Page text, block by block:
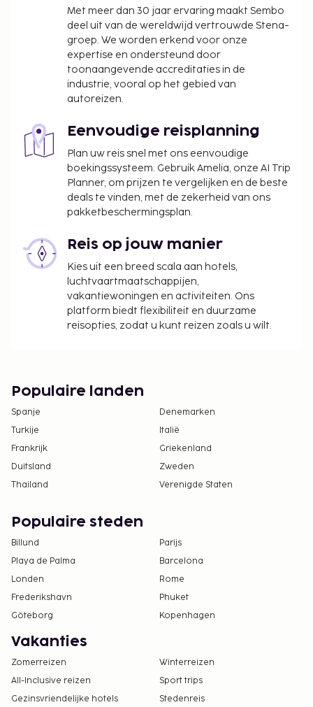
Met meer dan 30 jaar ervaring maakt Sembo
deel uit van de wereldwijd vertrouwde Stena-
groep. We worden erkend voor onze
expertise en ondersteund door
toonaangevende accreditaties in de
industrie, vooral op het gebied van
autoreizen.
Eenvoudige reisplanning
Plan uw reis snel met ons eenvoudige
boekingssysteem. Gebruik Amelia, onze AI Trip
Planner, om prijzen te vergelijken en de beste
deals te vinden, met de zekerheid van ons
pakketbeschermingsplan.
Reis op jouw manier
Kies uit een breed scala aan hotels,
luchtvaartmaatschappijen,
vakantiewoningen en activiteiten. Ons
platform biedt flexibiliteit en duurzame
reisopties, zodat u kunt reizen zoals u wilt.
Populaire landen
Spanje
Denemarken
Turkije
Italië
Frankrijk
Griekenland
Duitsland
Zweden
Thailand
Verenigde Staten
Populaire steden
Billund
Parijs
Playa de Palma
Barcelona
Londen
Rome
Frederikshavn
Phuket
Göteborg
Kopenhagen
Vakanties
Zomerreizen
Winterreizen
All-Inclusive reizen
Sport trips
Gezinsvriendelijke hotels
Stedenreis